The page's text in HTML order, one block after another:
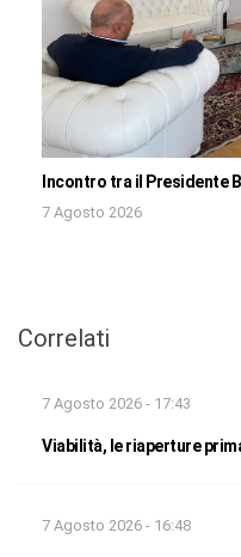
Incontro tra il Presidente
7 Agosto 2026
Correlati
7 Agosto 2026 - 17:43
Viabilità, le riaperture
7 Agosto 2026 - 16:48